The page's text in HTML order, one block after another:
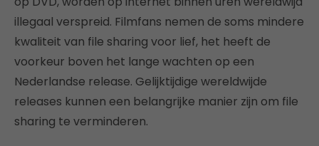
illegaal verspreid. Filmfans nemen de soms mindere
kwaliteit van file sharing voor lief, het heeft de
voorkeur boven het lange wachten op een
Nederlandse release. Gelijktijdige wereldwijde
releases kunnen een belangrijke manier zijn om file
sharing te verminderen.